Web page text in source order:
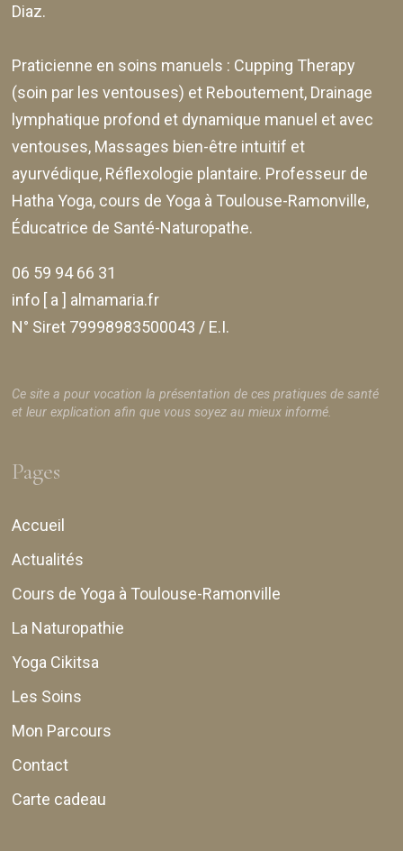
Diaz.
Praticienne en soins manuels : Cupping Therapy
(soin par les ventouses) et Reboutement, Drainage
lymphatique profond et dynamique manuel et avec
ventouses, Massages bien-être intuitif et
ayurvédique, Réflexologie plantaire. Professeur de
Hatha Yoga, cours de Yoga à Toulouse-Ramonville,
Éducatrice de Santé-Naturopathe.
06 59 94 66 31
info [ a ] almamaria.fr
N° Siret 79998983500043 / E.I.
Ce site a pour vocation la présentation de ces pratiques de santé
et leur explication afin que vous soyez au mieux informé.
Pages
Accueil
Actualités
Cours de Yoga à Toulouse-Ramonville
La Naturopathie
Yoga Cikitsa
Les Soins
Mon Parcours
Contact
Carte cadeau